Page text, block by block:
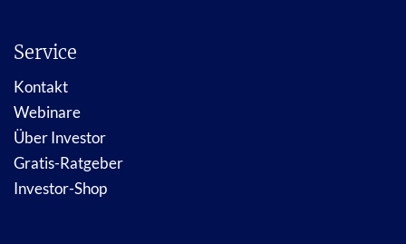
Service
Kontakt
Webinare
Über Investor
Gratis-Ratgeber
Investor-Shop